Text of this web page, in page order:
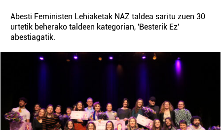
Abesti Feministen Lehiaketak NAZ taldea saritu zuen 30
urtetik beherako taldeen kategorian, 'Besterik Ez'
abestiagatik.